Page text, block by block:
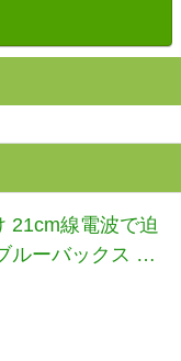
21cm線電波で迫
ルーバックス B